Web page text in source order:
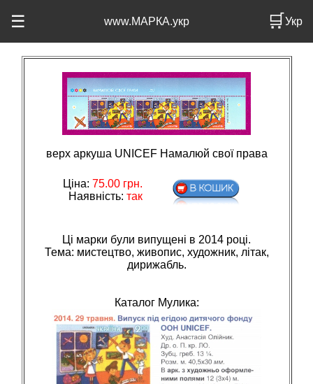
☰ www.МАРКА.укр 🛒Укр
верх аркуша UNІCEF Намалюй свої права
Ціна: 75.00грн.
Наявність: так
Ці марки були випущені в 2014 році.
Тема: мистецтво, живопис, художник, лiтак,
дирижабль.
Каталог Мулика: